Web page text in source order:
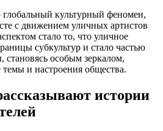
культурный феномен,
с движением уличных артистов
стало то, что уличное
субкультур и стало частью
становясь особым зеркалом,
и настроения общества.
истории